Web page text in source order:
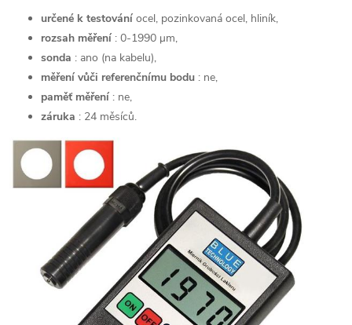
určené k testování ocel, pozinkovaná ocel, hliník,
rozsah měření : 0-1990 μm,
sonda : ano (na kabelu),
měření vůči referenčnímu bodu : ne,
paměť měření : ne,
záruka : 24 měsíců.